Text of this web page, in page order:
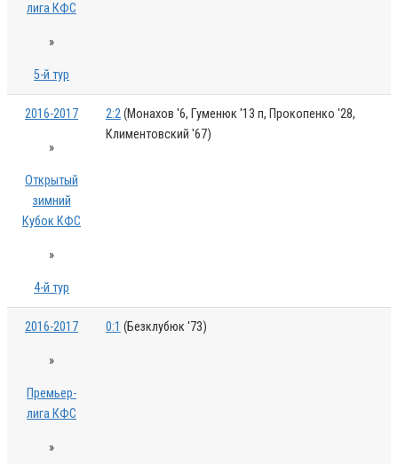
лига КФС
»
5-й тур
2016-2017
»
Открытый
зимний
Кубок КФС
»
4-й тур
2:2(Монахов '6, Гуменюк '13 п, Прокопенко '28,
Климентовский '67)
2016-2017
»
Премьер-
лига КФС
»
0:1 (Безклубюк '73)